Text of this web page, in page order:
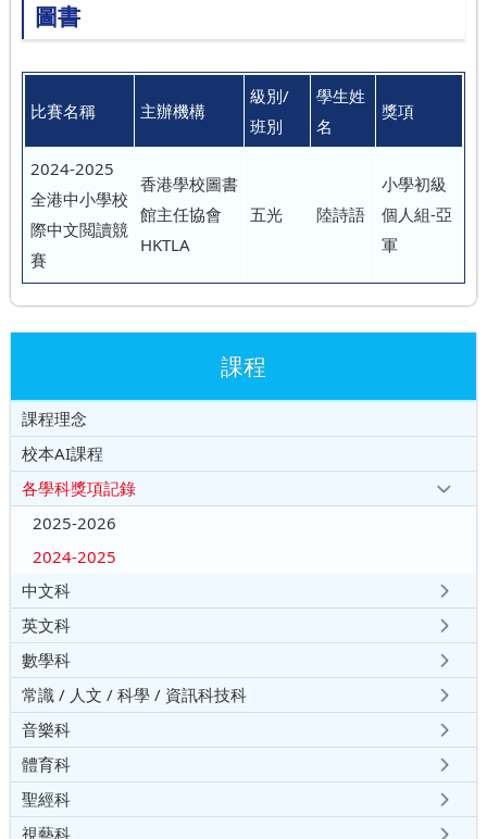
圖書
比賽名稱 主辦機構
級別/
班別
學生姓
名
獎項
2024-2025
全港中小學校
際中文閲讀競
賽
香港學校圖書
館主任協會
HKTLA
五光 陸詩語
小學初級
個人組-亞
軍
課程
課程理念
校本AI課程
各學科獎項記錄
2025-2026
2024-2025
中文科
英文科
數學科
常識 / 人文 / 科學 / 資訊科技科
音樂科
體育科
聖經科
視藝科